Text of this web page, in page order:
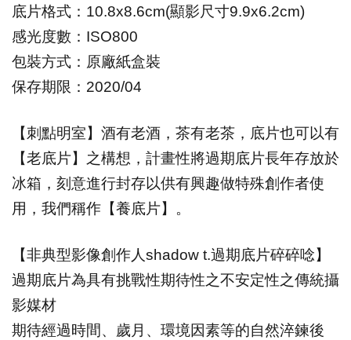
底片格式 ： 10.8x8.6cm(顯影尺寸9.9x6.2cm)
感光度數 ： ISO800
包裝方式 ： 原廠紙盒裝
保存期限 ： 2020/04
【刺點明室】酒有老酒，茶有老茶，底片也可以有
【老底片】之構想，計畫性將過期底片長年存放於
冰箱，刻意進行封存以供有興趣做特殊創作者使
用，我們稱作【養底片】。
【非典型影像創作人shadow t.過期底片碎碎唸】
過期底片為具有挑戰性期待性之不安定性之傳統攝
影媒材
期待經過時間、歲月、環境因素等的自然淬鍊後